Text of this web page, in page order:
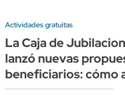
Actividades gratuitas
La Caja de
lanzó nuevas
beneficiarios: cómo